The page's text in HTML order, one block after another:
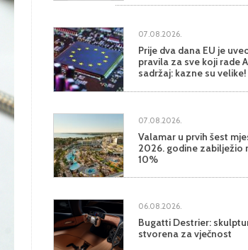
07.08.2026.
Prije dva dana EU je
pravila za sve koji rade
sadržaj: kazne su velike!
07.08.2026.
Valamar u prvih šest
2026. godine zabilježio
10%
06.08.2026.
Bugatti Destrier:
stvorena za vječnost